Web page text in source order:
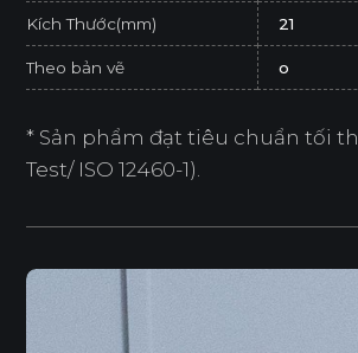
Kích Thước(mm) 21
Theo bản vẽ o
* Sản phẩm đạt tiêu chuẩn tối
Test/ ISO 12460-1).